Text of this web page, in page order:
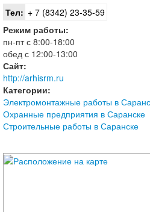
Тел: + 7 (8342) 23-35-59
Режим работы:
пн-пт с 8:00-18:00
обед с 12:00-13:00
Сайт:
http://arhisrm.ru
Категории:
Электромонтажные работы в
Охранные предприятия в Саранске
Строительные работы в Саранске